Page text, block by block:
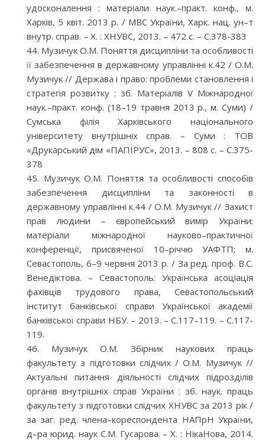
удосконалення : матеріали наук.–практ. конф., м.
Харків, 5 квіт. 2013 р. / МВС України, Харк. нац. ун–т
внутр. справ. – Х. : ХНУВС, 2013. – 472 с. – С.378-383
Музичук О.М. Поняття дисципліни та особливості
її забезпечення в державному управлінні к.42 / О.М.
Музичук // Держава і право: проблеми становлення і
стратегія розвитку : зб. Матеріалів V Міжнародної
наук.–практ. конф. (18–19 травня 2013 р., м. Суми) /
Сумська філія Харківського національного
університету внутрішніх справ. – Суми : ТОВ
«Друкарський дім «ПАПІРУС», 2013. – 808 с. – С.375-
378
Музичук О.М. Поняття та особливості способів
забезпечення дисципліни та законності в
державному управлінні к.44 / О.М. Музичук // Захист
прав людини – європейський вимір України:
матеріали міжнародної науково–практичної
конференції, присвяченої 10–річчю УАФТП; м.
Севастополь, 6–9 червня 2013 р. / За ред. проф. В.С.
Венедіктова. – Севастополь: Українська асоціація
фахівців трудового права, Севастопольський
інститут банківської справи Української академії
банківської справи НБУ. – 2013. – С.117–119. – С.117-
119.
Музичук О.М. Збірник наукових праць
факультету з підготовки слідчих / О.М. Музичук //
Актуальні питання діяльності слідчих підрозділів
органів внутрішніх справ України : зб. наук. праць
факультету з підготовки слідчих ХНУВС за 2013 рік /
за заг. ред. члена–кореспондента НАПрН України,
д–ра юрид. наук С.М. Гусарова. – Х. : НікаНова, 2014.